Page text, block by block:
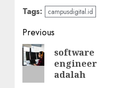
Tags: campusdigital.id
Post
navigation
Previous
Previous
post:
software
engineer
adalah